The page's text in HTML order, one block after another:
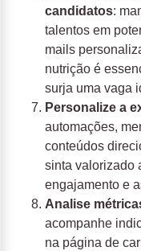
candidatos:
talentos em
mails
nutrição é
surja uma vaga
Personalize a
automações,
conteúdos
sinta valorizado
engajamento e
Analise
acompanhe
na página de